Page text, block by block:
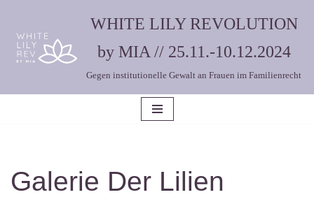
Zum
Inhalt
WHITE LILY REVOLUTION
by MIA // 25.11.-10.12.2024
Gegen institutionelle Gewalt an Frauen im Familienrecht
Galerie Der Lilien